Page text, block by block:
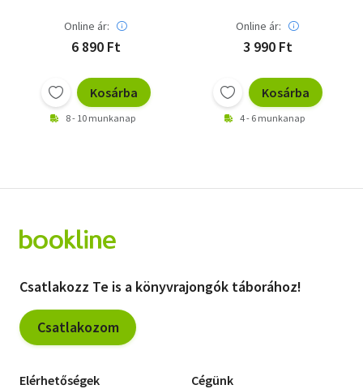
Online ár:
6 890 Ft
Kosárba
8 - 10 munkanap
Online ár:
3 990 Ft
Kosárba
4 - 6 munkanap
Csatlakozz Te is a könyvrajongók táborához!
Csatlakozom
Elérhetőségek Cégünk